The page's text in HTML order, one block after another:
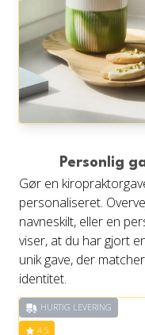
Personlig
Gør en
personaliseret.
navneskilt, eller en
viser, at du har gjort
unik gave, der
identitet.
HURTIG LEVERING
4.5